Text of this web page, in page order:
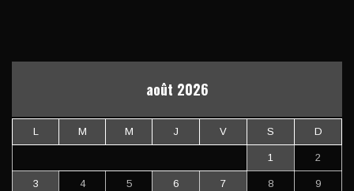
août 2026
L M M J V S D
1 2
3 4 5 6 7 8 9